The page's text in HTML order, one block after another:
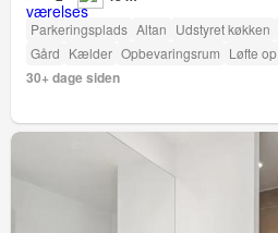
Parkeringsplads Altan Udstyret køkken
Gård Kælder Opbevaringsrum Løfte op
30+ dage siden